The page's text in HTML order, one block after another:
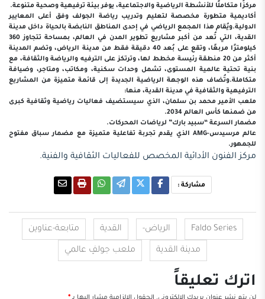
مركزًا متكاملًا للأنشطة الرياضية والاجتماعية، يوفر بيئة ترفيهية وصحية متنوعة.
أكاديمية متطورة مخصصة لتعليم وتدريب رياضة الجولف وفق أعلى المعايير
الدولية.ويُقام هذا المجمع الرياضي في إحدى المناطق النابضة بالحياة داخل مدينة
القدية، التي تُعد من أكبر مشاريع تطوير المدن في العالم، بمساحة تتجاوز 360
كيلومترًا مربعًا، وتقع على بُعد 40 دقيقة فقط من مدينة الرياض، وتضم المدينة
أكثر من 20 منطقة رئيسة مخطط لها، وترتكز على الترفيه والرياضة والثقافة، مع
بنية تحتية عالمية المستوى، تشمل وحدات سكنية، ومكاتب، ومتاجر، وضيافة
متكاملة.وتُضاف هذه الوجهة الرياضية الجديدة إلى قائمة متميزة من المشاريع
الترفيهية والثقافية في مدينة القدية، منها:
ملعب الأمير محمد بن سلمان، الذي سيستضيف فعاليات رياضية وثقافية كبرى
من ضمنها كأس العالم 2034.
مضمار السرعة “سبيد بارك” لرياضات المحركات.
عالم مرسيدس-AMG الذي يقدم تجربة تفاعلية متميزة مع مضمار سباق مفتوح
للجمهور.
مركز الفنون الأدائية المخصص للفعاليات الثقافية والفنية.
مشاركة :
Faldo Series الرياض- القدية متابعة-عناوين
مدينة القدية ملعب جولفٍ عالمي
اترك تعليقاً